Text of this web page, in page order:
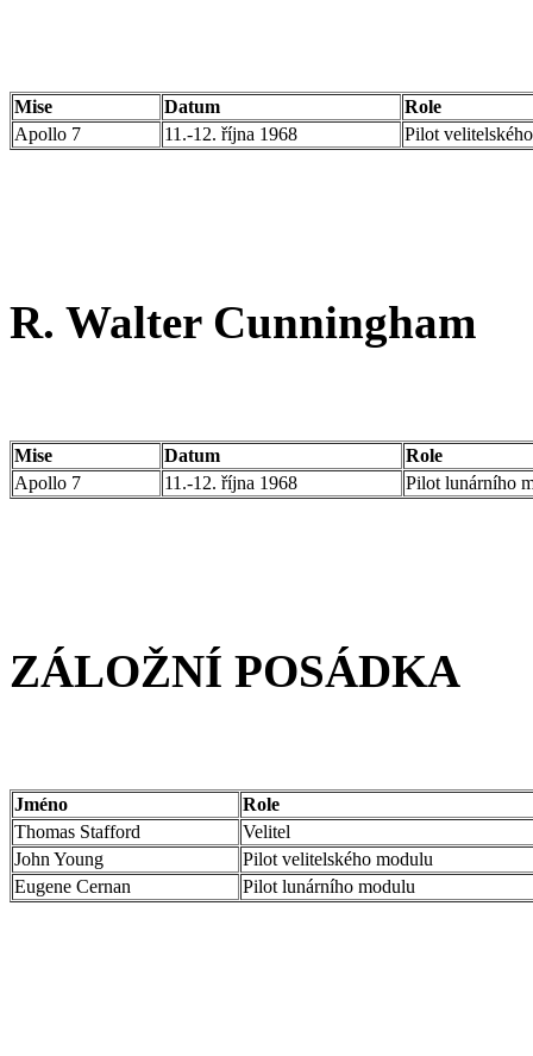
Mise Datum
Role
Apollo 7
11.-12. října 1968 Pilot
R. Walter Cunningham
Mise Datum
Role
Apollo 7
11.-12. října 1968 Pilot lunárního
ZÁLOŽNÍ POSÁDKA
Jméno
Role
Thomas Stafford
Velitel
John Young
Pilot velitelského modulu
Eugene Cernan
Pilot lunárního modulu